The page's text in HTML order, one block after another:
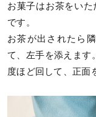
お菓子はお茶をい
です。
お茶が出されたら
て、左手を添えます
度ほど回して、正面